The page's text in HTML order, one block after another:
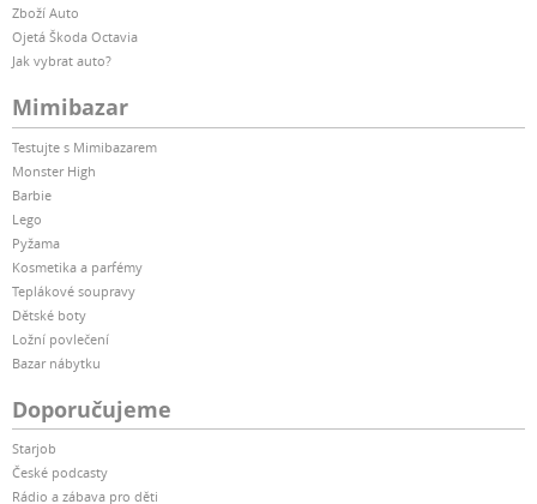
Zboží Auto
Ojetá Škoda Octavia
Jak vybrat auto?
Mimibazar
Testujte s Mimibazarem
Monster High
Barbie
Lego
Pyžama
Kosmetika a parfémy
Teplákové soupravy
Dětské boty
Ložní povlečení
Bazar nábytku
Doporučujeme
Starjob
České podcasty
Rádio a zábava pro děti